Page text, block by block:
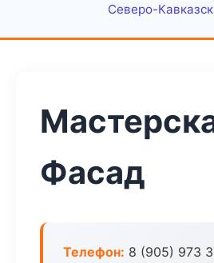
Северо-
Фасад
Телефон: 8 (905) 973